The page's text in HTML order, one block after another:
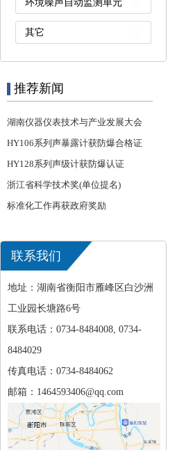
环境噪声自动监测单元
其它
推荐新闻
湖南仪器仪表技术与产业发展大会
HY106系列声暴露计获防爆合格证
HY128系列声级计获防爆认证
浙江省科学技术奖(单位提名)
标准化工作再获政府奖励
联系我们
地址：湖南省衡阳市雁峰区白沙洲
工业园长塘路6号
联系电话：0734-8484008, 0734-
8484029
传真电话：0734-8484062
邮箱：1464593406@qq.com